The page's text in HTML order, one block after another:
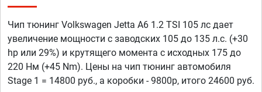
Чип тюнинг Volkswagen Jetta A6 1.2 TSI 105 лс дает
увеличение мощности с заводских 105 до 135 л.с. (+30
hp или 29%) и крутящего момента с исходных 175 до
220 Нм (+45 Nm). Цены на чип тюнинг автомобиля
Stage 1 = 14800 руб., а коробки - 9800р, итого 24600 руб.